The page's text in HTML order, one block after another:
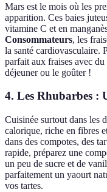
Mars est le mois où les
apparition. Ces baies
vitamine C et en
Consommateurs, les
la santé cardiovasculaire.
parfait aux fraises avec
déjeuner ou le goûter !
4. Les Rhubarbes :
Cuisinée surtout dans les
calorique, riche en fibres
dans des compotes, des
rapide, préparez une
un peu de sucre et de
parfaitement un yaourt
vos tartes.